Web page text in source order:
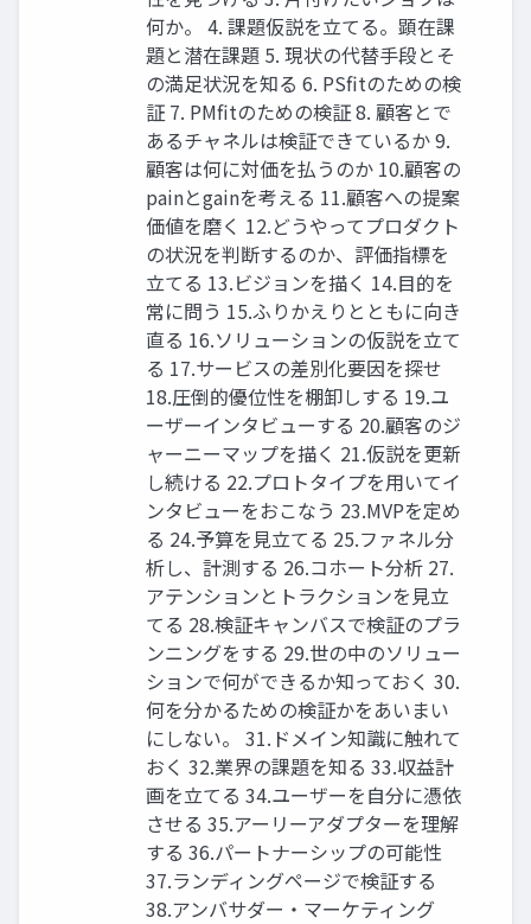
何か。 4. 課題仮説を⽴てる。顕在課
題と潜在課題 5. 現状の代替⼿段とそ
の満⾜状況を知る 6. PSﬁtのための検
証 7. PMﬁtのための検証 8. 顧客とで
あるチャネルは検証できているか 9.
顧客は何に対価を払うのか 10.顧客の
painとgainを考える 11.顧客への提案
価値を磨く 12.どうやってプロダクト
の状況を判断するのか、評価指標を
⽴てる 13.ビジョンを描く 14.⽬的を
常に問う 15.ふりかえりとともに向き
直る 16.ソリューションの仮説を⽴て
る 17.サービスの差別化要因を探せ
18.圧倒的優位性を棚卸しする 19.ユ
ーザーインタビューする 20.顧客のジ
ャーニーマップを描く 21.仮説を更新
し続ける 22.プロトタイプを⽤いてイ
ンタビューをおこなう 23.MVPを定め
る 24.予算を⾒⽴てる 25.ファネル分
析し、計測する 26.コホート分析 27.
アテンションとトラクションを⾒⽴
てる 28.検証キャンバスで検証のプラ
ンニングをする 29.世の中のソリュー
ションで何ができるか知っておく 30.
何を分かるための検証かをあいまい
にしない。 31.ドメイン知識に触れて
おく 32.業界の課題を知る 33.収益計
画を⽴てる 34.ユーザーを⾃分に憑依
させる 35.アーリーアダプターを理解
する 36.パートナーシップの可能性
37.ランディングページで検証する
38.アンバサダー・マーケティング